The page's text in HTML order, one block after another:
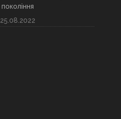
покоління
25.08.2022